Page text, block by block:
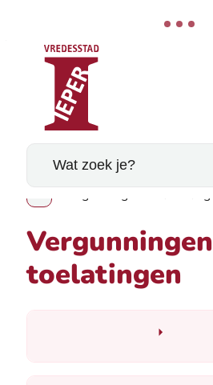
Naar inhoud
Stad Ieper
Wat zoek je?
Toon alle broodkruimel items
Vergunningen en
toelatingen